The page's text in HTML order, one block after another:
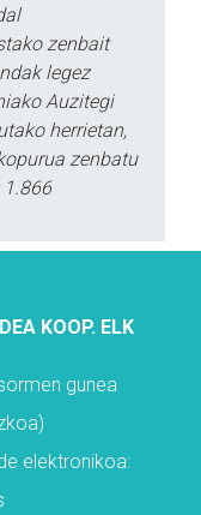
zenbait
legez
Auzitegi
herrietan,
zenbatu
1.866
KOOP. ELK
gunea
elektronikoa: